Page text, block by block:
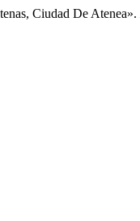
Ciudad De Atenea».